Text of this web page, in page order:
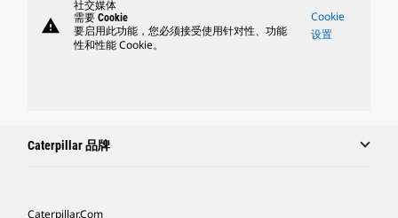
warning
社交媒体
需要 Cookie
要启用此功能，您必须接受使用针对性、功能
性和性能 Cookie。
Cookie
设置
Caterpillar 品牌
Caterpillar.com